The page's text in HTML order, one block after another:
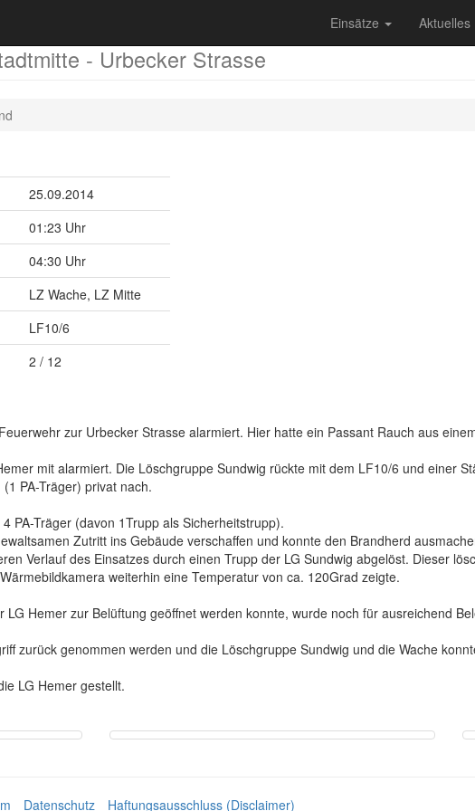
Einsätze Aktuelles
- Urbecker Strasse
25.09.2014
01:23 Uhr
04:30 Uhr
LZ Wache, LZ Mitte
LF10/6
2 / 12
zur Urbecker Strasse alarmiert. Hier hatte ein Passant Rauch aus
mit alarmiert. Die Löschgruppe Sundwig rückte mit dem LF10/6 und einer
PA-Träger) privat nach.
PA-Träger (davon 1Trupp als Sicherheitstrupp).
Zutritt ins Gebäude verschaffen und konnte den Brandherd
Verlauf des Einsatzes durch einen Trupp der LG Sundwig abgelöst. Dieser
weiterhin eine Temperatur von ca. 120Grad zeigte.
Hemer zur Belüftung geöffnet werden konnte, wurde noch für ausreichend
zurück genommen werden und die Löschgruppe Sundwig und die Wache
LG Hemer gestellt.
Datenschutz Haftungsausschluss (Disclaimer)